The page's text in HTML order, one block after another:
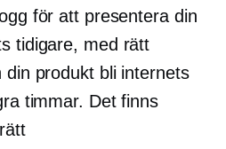
för att presentera din
tidigare, med rätt
din produkt bli internets
timmar. Det finns